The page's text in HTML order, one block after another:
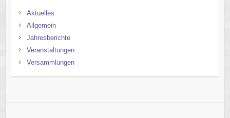
Aktuelles
Allgemein
Jahresberichte
Veranstaltungen
Versammlungen